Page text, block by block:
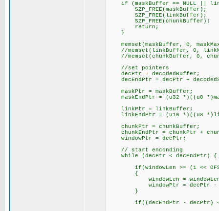
if (maskBuffer == NULL ||
SZP_FREE(maskBuffer);
SZP_FREE(linkBuffer);
SZP_FREE(chunkBuffer);
return;
}
memset(maskBuffer, 0,
//memset(linkBuffer, 0,
//memset(chunkBuffer, 0,
//set pointers
decPtr = decodedBuffer;
decEndPtr = decPtr +
maskPtr = maskBuffer;
maskEndPtr = (u32 *)((u8
linkPtr = linkBuffer;
linkEndPtr = (u16 *)((u8
chunkPtr = chunkBuffer;
chunkEndPtr = chunkPtr +
windowPtr = decPtr;
// start enconding
while (decPtr < decEndPtr) {
if(windowLen >= (1 <<
{
windowLen = windowLen -
windowPtr = decPtr -
}
if((decEndPtr - decPtr) <